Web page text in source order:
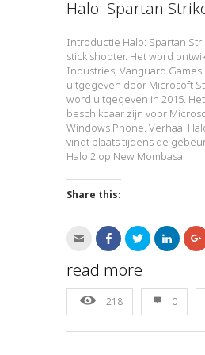
Halo: Spartan
Introductie Halo: Spartan
stick shooter. Het word
Industries, Vanguard
uitgegeven door Microsoft
word uitgegeven in 2015.
beschikbaar zijn voor
Windows Phone. Verhaal
vindt plaats tijdens de
Halo 2 op New Mombasa
Share this:
Click
email
this
to
friend
(Opens
in
window)
Click
to
share
on
Facebook
in
new
window)
Click
to
share
in
new
window)
Click
to
share
in
new
read more
218 0